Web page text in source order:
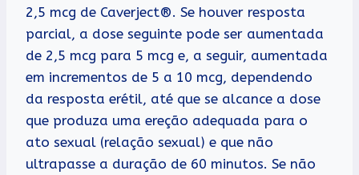
2,5 mcg de Caverject®. Se houver resposta
parcial, a dose seguinte pode ser aumentada
de 2,5 mcg para 5 mcg e, a seguir, aumentada
em incrementos de 5 a 10 mcg, dependendo
da resposta erétil, até que se alcance a dose
que produza uma ereção adequada para o
ato sexual (relação sexual) e que não
ultrapasse a duração de 60 minutos. Se não